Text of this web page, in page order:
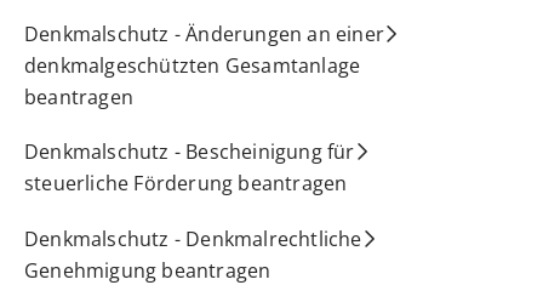
Denkmalschutz - Änderungen an einer
denkmalgeschützten Gesamtanlage
beantragen
Denkmalschutz - Bescheinigung für
steuerliche Förderung beantragen
Denkmalschutz - Denkmalrechtliche
Genehmigung beantragen